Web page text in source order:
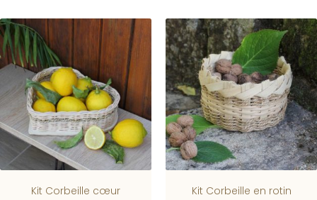
Kit Corbeille cœur Kit Corbeille en rotin